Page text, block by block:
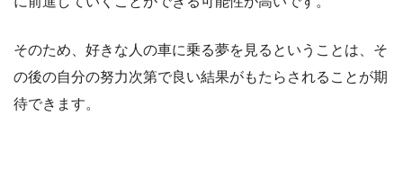
そのため、好きな人の車に乗る夢を見るということは、そ
の後の自分の努力次第で良い結果がもたらされることが期
待できます。